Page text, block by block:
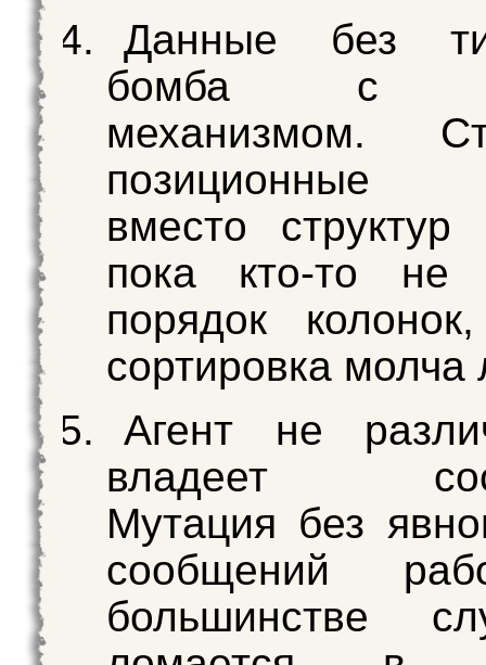
Данные без
бомба с
механизмом.
позиционные
вместо структур
пока кто-то не
порядок
сортировка молча
Агент не
владеет
Мутация без
сообщений
большинстве